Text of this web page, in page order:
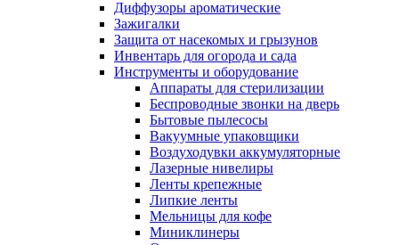
Диффузоры ароматические
Зажигалки
Защита от насекомых и грызунов
Инвентарь для огорода и сада
Инструменты и оборудование
Аппараты для стерилизации
Беспроводные звонки на дверь
Бытовые пылесосы
Вакуумные упаковщики
Воздуходувки аккумуляторные
Лазерные нивелиры
Ленты крепежные
Липкие ленты
Мельницы для кофе
Миниклинеры